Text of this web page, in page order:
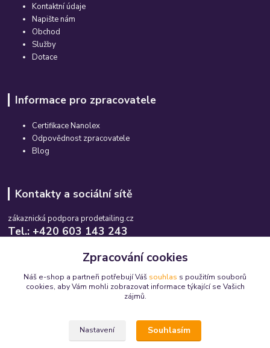
Kontaktní údaje
Napište nám
Obchod
Služby
Dotace
Informace pro zpracovatele
Certifikace Nanolex
Odpovědnost zpracovatele
Blog
Kontakty a sociální sítě
zákaznická podpora prodetailing.cz
Tel.: +420 603 143 243
info@prodetailing.cz
Zpracování cookies
Náš e-shop a partneři potřebují Váš souhlas s použitím souborů
cookies, aby Vám mohli zobrazovat informace týkající se Vašich
zájmů.
Nastavení Souhlasím